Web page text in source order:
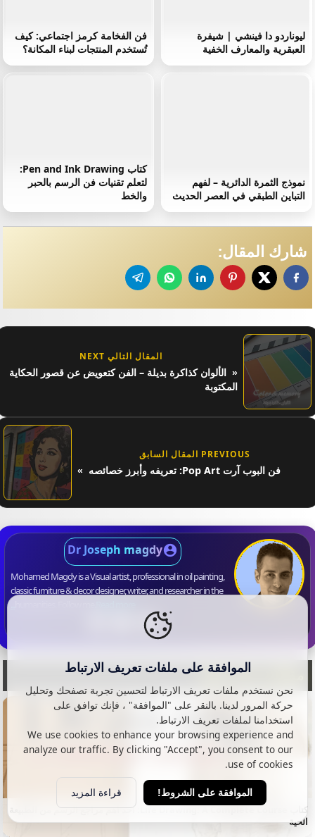
ليوناردو دا فينشي | شيفرة
العبقرية والمعارف الخفية
فن الفخامة كرمز اجتماعي: كيف
تُستخدم المنتجات لبناء المكانة؟
نموذج الثمرة الدائرية – لفهم
التباين الطبقي في العصر الحديث
كتاب Pen and Ink Drawing:
لتعلم تقنيات فن الرسم بالحبر
والخط
شارك المقال:
المقال التالي NEXT
الألوان كذاكرة بديلة – الفن كتعويض عن قصور الحكاية
المكتوبة
PREVIOUS المقال السابق
فن البوب آرت Pop Art: تعريفه وأبرز خصائصه
Dr Joseph magdy
Mohamed Magdy is a Visual artist, professional in oil painting,
classic furniture & decor designer, writer, and researcher in the
مقالات ذات صلة
كتاب Life Drawing: A Complete Course: أحد أهم مراجع الرسم من الطبيعة
الحية
الموافقة على ملفات تعريف الارتباط
نحن نستخدم ملفات تعريف الارتباط لتحسين تجربة تصفحك وتحليل
حركة المرور لدينا. بالنقر على "الموافقة" ، فإنك توافق على
استخدامنا لملفات تعريف الارتباط.
We use cookies to enhance your browsing experience and
analyze our traffic. By clicking "Accept", you consent to our
use of cookies.
الموافقة على الشروط! قراءة المزيد